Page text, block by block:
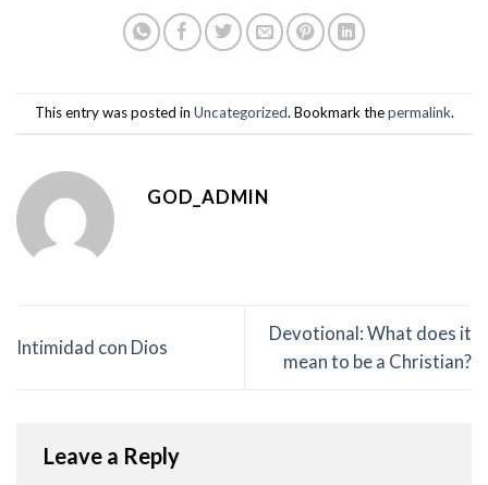
This entry was posted in Uncategorized. Bookmark thepermalink.
GOD_ADMIN
Intimidad con Dios
Devotional: What does it
mean to be a Christian?
Leave a Reply